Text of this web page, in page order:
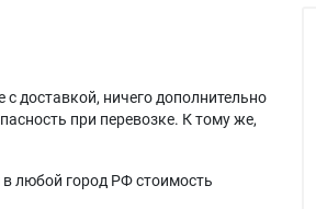
Optoma X313
доставкой, ничего дополнительно
при перевозке. К тому же,
в любой город РФ стоимость